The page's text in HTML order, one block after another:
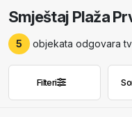
Smještaj Plaža
5 objekata odgovara
Ukloni filtere
Filteri